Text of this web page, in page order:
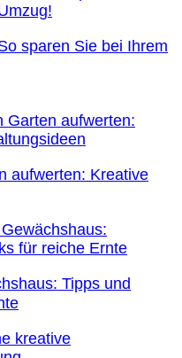
sparen Sie bei Ihrem
aufwerten: Kreative
Tipps und